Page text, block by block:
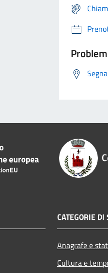
CATEGORIE
Anagrafe e
Cultura e